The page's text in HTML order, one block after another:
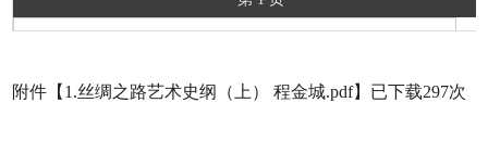
附件【 1.丝绸之路艺术史纲（上） 程金城.pdf】已下载297次